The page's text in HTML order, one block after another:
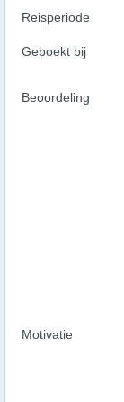
Reisperiode
Geboekt bij
Beoordeling
Motivatie